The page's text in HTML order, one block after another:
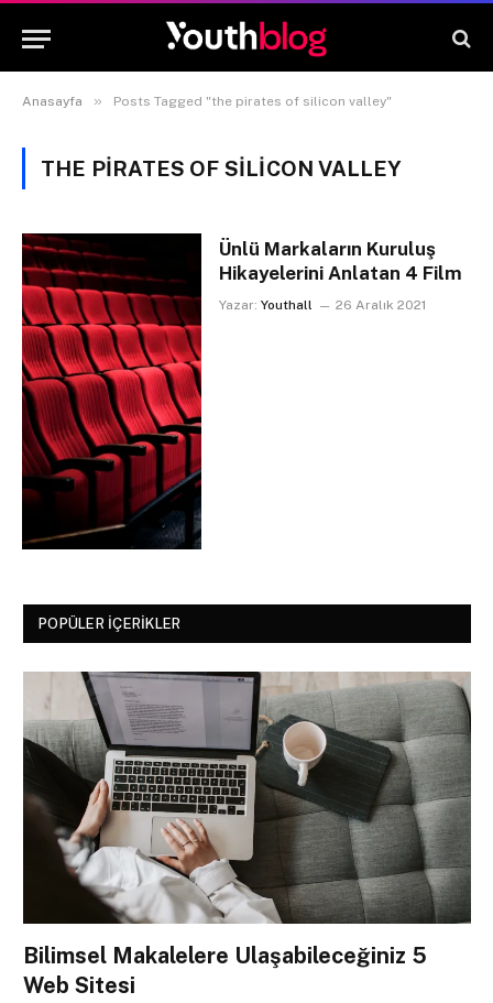
Anasayfa » Posts Tagged "the pirates of silicon valley"
THE PIRATES OF SILICON VALLEY
Ünlü Markaların Kuruluş
Hikayelerini Anlatan 4 Film
Yazar: Youthall 26 Aralık 2021
POPÜLER İÇERIKLER
Bilimsel Makalelere Ulaşabileceğiniz 5
Web Sitesi